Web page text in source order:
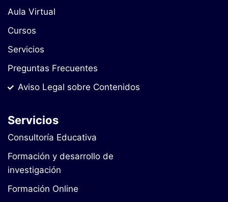
Aula Virtual
Cursos
Servicios
Preguntas Frecuentes
Aviso Legal sobre Contenidos
Servicios
Consultoría Educativa
Formación y desarrollo de
investigación
Formación Online